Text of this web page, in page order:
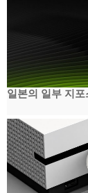
일본의 일부 지